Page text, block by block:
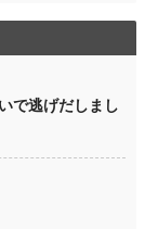
で逃げだしまし